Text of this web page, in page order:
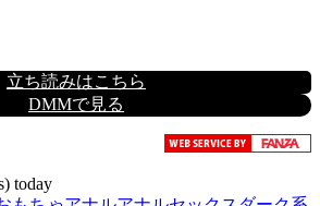
立ち読みはこちら
DMMで見る
today